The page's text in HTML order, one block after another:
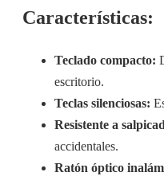
Características:
Teclado compacto:
escritorio.
Teclas silenciosas:
Resistente a
accidentales.
Ratón óptico